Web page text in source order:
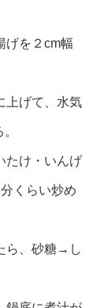
げを２cm幅
げて、水気
たけ・いんげ
くらい炒め
ら、砂糖→し